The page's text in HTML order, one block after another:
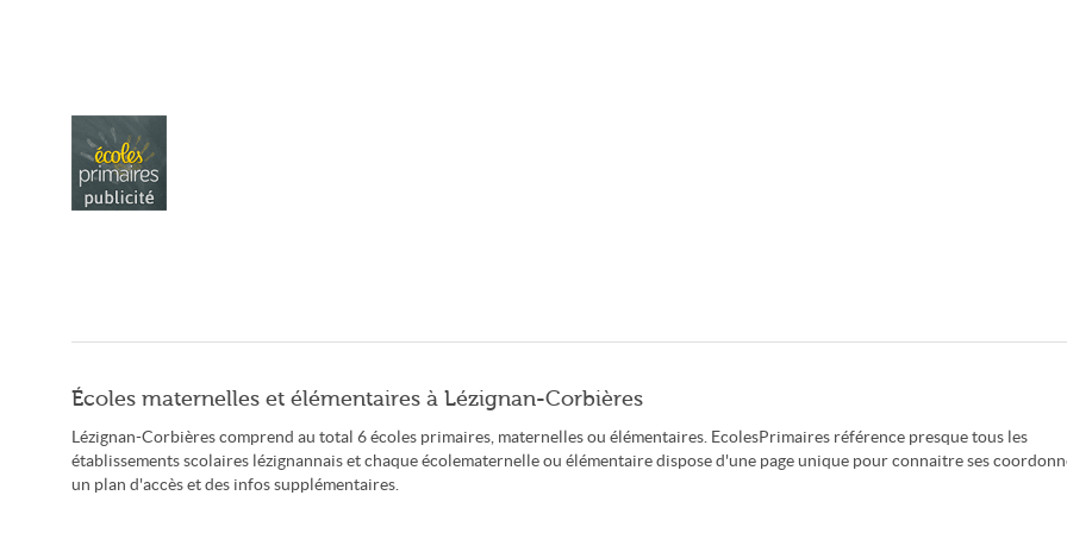
Écoles maternelles et élémentaires à Lézignan-Corbières
Lézignan-Corbières comprend au total 6 écoles primaires, maternelles ou élémentaires. EcolesPrimaires référence presque tous les
établissements scolaires lézignannais et chaque écolematernelle ou élémentaire dispose d'une page unique pour connaitre ses
un plan d'accès et des infos supplémentaires.